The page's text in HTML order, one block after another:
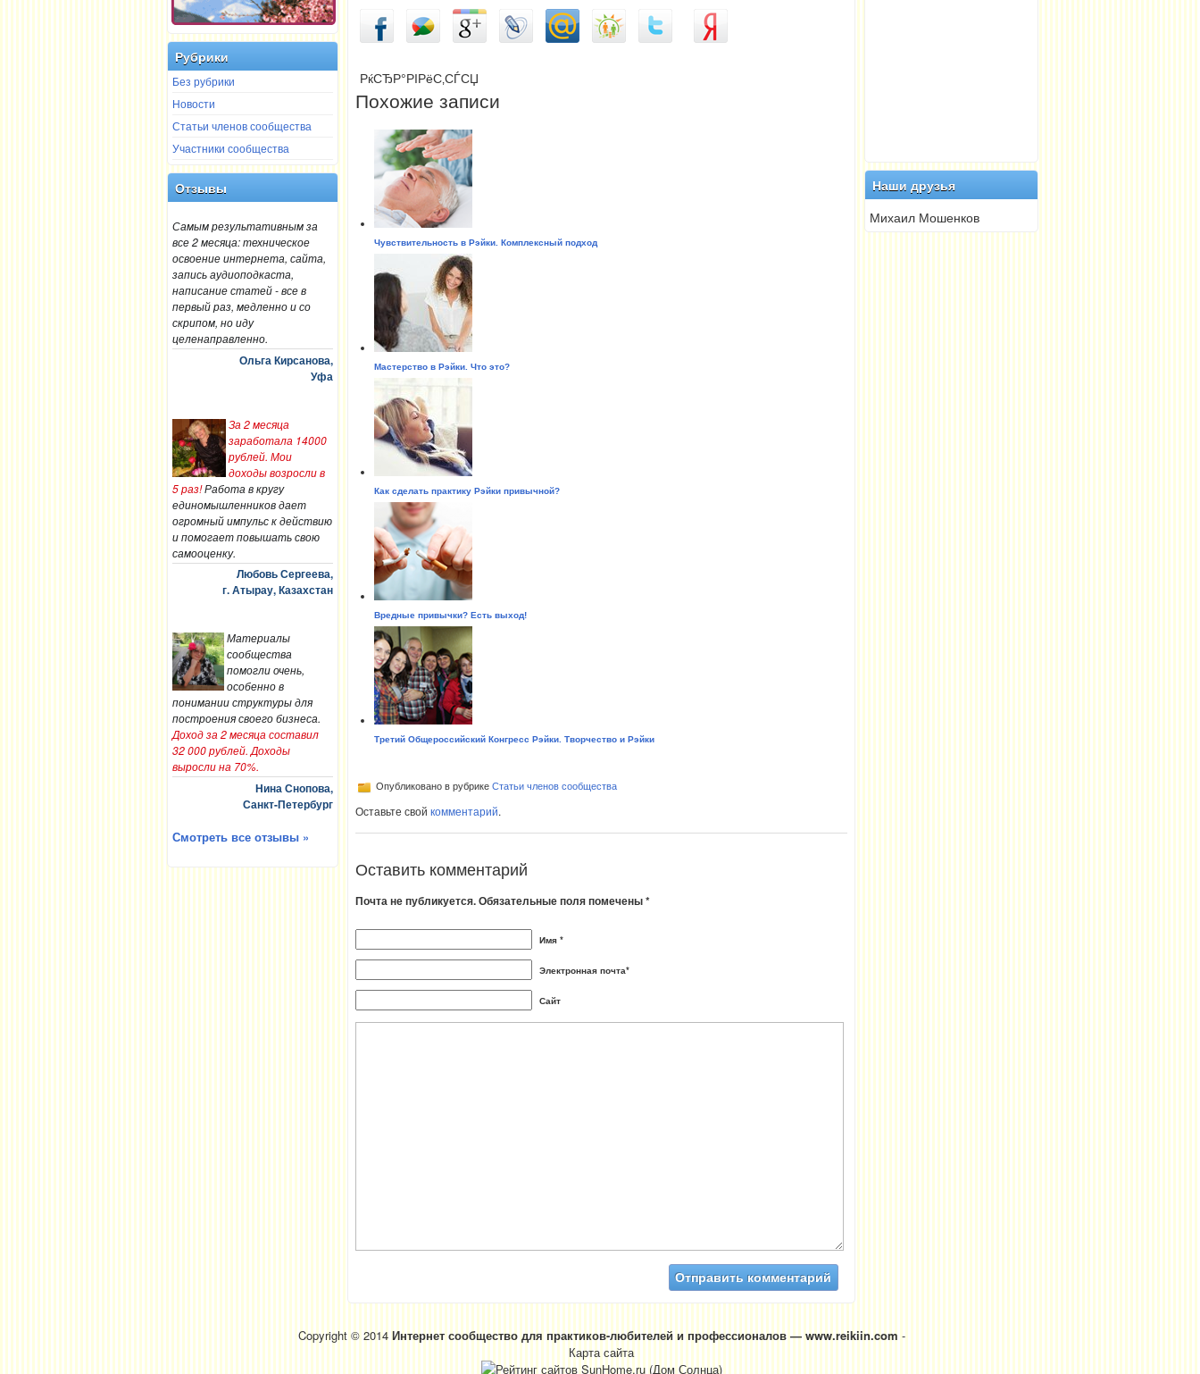
Рубрики
Без рубрики
Новости
Статьи членов сообщества
Участники сообщества
Отзывы
Самым результативным за
все 2 месяца: техническое
освоение интернета, сайта,
запись аудиоподкаста,
написание статей - все в
первый раз, медленно и со
скрипом, но иду
целенаправленно.
Ольга Кирсанова,
Уфа
За 2 месяца
заработала 14000
рублей. Мои
доходы возросли в
5 раз!Работа в кругу
единомышленников дает
огромный импульс к действию
и помогает повышать свою
самооценку.
Любовь Сергеева,
г. Атырау, Казахстан
Материалы
сообщества
помогли очень,
особенно в
понимании структуры для
построения своего бизнеса.
Доход за 2 месяца составил
32 000 рублей. Доходы
выросли на 70%.
Нина Снопова,
Санкт-Петербург
Смотреть все отзывы »
РќСЂР°РІРёС‚СЃСЏ
Похожие записи
Чувствительность в Рэйки. Комплексный подход
Мастерство в Рэйки. Что это?
Как сделать практику Рэйки привычной?
Вредные привычки? Есть выход!
Третий Общероссийский Конгресс Рэйки. Творчество и Рэйки
Опубликовано в рубрике Статьи членов сообщества
Оставьте свой комментарий.
Оставить комментарий
Почта не публикуется. Обязательные поля помечены *
Имя *
Электронная почта*
Сайт
Наши друзья
Михаил Мошенков
Copyright © 2014 Интернет сообщество для практиков-любителей и профессионалов — www.reikiin.com -
Карта сайта